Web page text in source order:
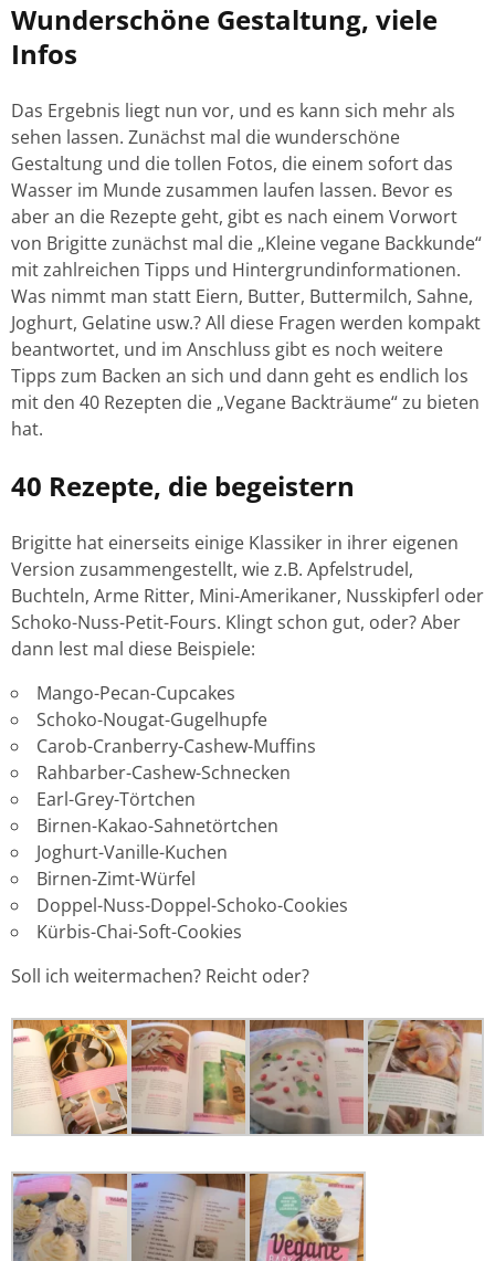
Wunderschöne Gestaltung, viele
Infos
Das Ergebnis liegt nun vor, und es kann sich mehr als
sehen lassen. Zunächst mal die wunderschöne
Gestaltung und die tollen Fotos, die einem sofort das
Wasser im Munde zusammen laufen lassen. Bevor es
aber an die Rezepte geht, gibt es nach einem Vorwort
von Brigitte zunächst mal die „Kleine vegane Backkunde“
mit zahlreichen Tipps und Hintergrundinformationen.
Was nimmt man statt Eiern, Butter, Buttermilch, Sahne,
Joghurt, Gelatine usw.? All diese Fragen werden kompakt
beantwortet, und im Anschluss gibt es noch weitere
Tipps zum Backen an sich und dann geht es endlich los
mit den 40 Rezepten die „Vegane Backträume“ zu bieten
hat.
40 Rezepte, die begeistern
Brigitte hat einerseits einige Klassiker in ihrer eigenen
Version zusammengestellt, wie z.B. Apfelstrudel,
Buchteln, Arme Ritter, Mini-Amerikaner, Nusskipferl oder
Schoko-Nuss-Petit-Fours. Klingt schon gut, oder? Aber
dann lest mal diese Beispiele:
Mango-Pecan-Cupcakes
Schoko-Nougat-Gugelhupfe
Carob-Cranberry-Cashew-Muffins
Rahbarber-Cashew-Schnecken
Earl-Grey-Törtchen
Birnen-Kakao-Sahnetörtchen
Joghurt-Vanille-Kuchen
Birnen-Zimt-Würfel
Doppel-Nuss-Doppel-Schoko-Cookies
Kürbis-Chai-Soft-Cookies
Soll ich weitermachen? Reicht oder?